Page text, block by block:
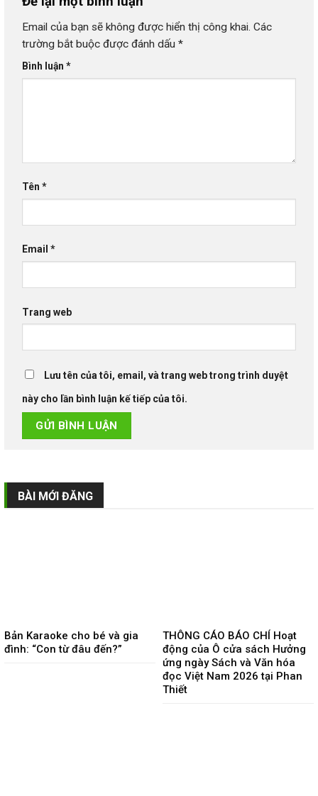
Email của bạn sẽ không được hiển thị công khai. Các
trường bắt buộc được đánh dấu *
Bình luận *
Tên *
Email *
Trang web
Lưu tên của tôi, email, và trang web trong trình duyệt
này cho lần bình luận kế tiếp của tôi.
BÀI MỚI ĐĂNG
Bản Karaoke cho bé và gia
đình: “Con từ đâu đến?”
THÔNG CÁO BÁO CHÍ Hoạt
động của Ô cửa sách Hưởng
ứng ngày Sách và Văn hóa
đọc Việt Nam 2026 tại Phan
Thiết